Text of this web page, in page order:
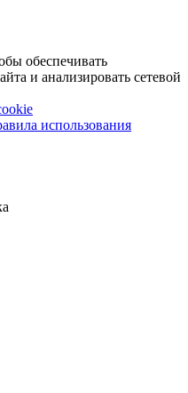
обеспечивать
и анализировать сетевой
использования